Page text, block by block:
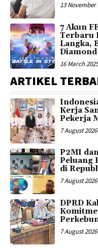
13 November
7 Akun
Terbaru
Langka,
16 March
ARTIKEL
Kerja
Pekerja
7 August
P2MI
Peluang
di
7 August
DPRD
7 August